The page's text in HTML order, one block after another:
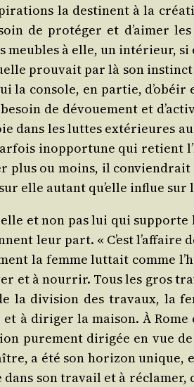
la des­tinent à la
de pro­té­ger et d’aimer
meubles à elle, un inté­rieur,
prou­vait par là son
la console, en par­tie,
besoin de dévoue­ment et
dans les luttes exté­rieures
inop­por­tune qui retient
plus ou moins, il
elle autant qu’elle influe sur
elle et non pas lui qui
leur part. « C’est
la femme lut­tait comme
et à nour­rir. Tous les gros
la divi­sion des tra­vaux, la
à diri­ger la mai­son. À
pure­ment diri­gée en vue
a été son hori­zon unique,
son tra­vail et à